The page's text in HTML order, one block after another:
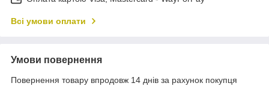
Всі умови оплати
Умови повернення
Повернення товару впродовж 14 днів за рахунок покупця